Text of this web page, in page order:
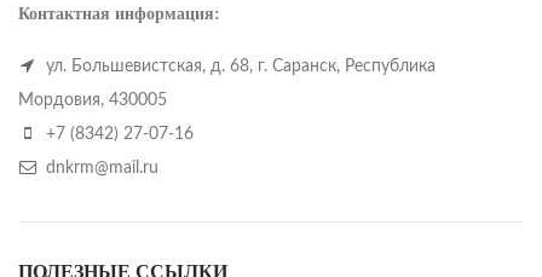
Контактная информация:
ул. Большевистская, д. 68, г. Саранск, Республика
Мордовия, 430005
+7 (8342) 27-07-16
dnkrm@mail.ru
ПОЛЕЗНЫЕ ССЫЛКИ